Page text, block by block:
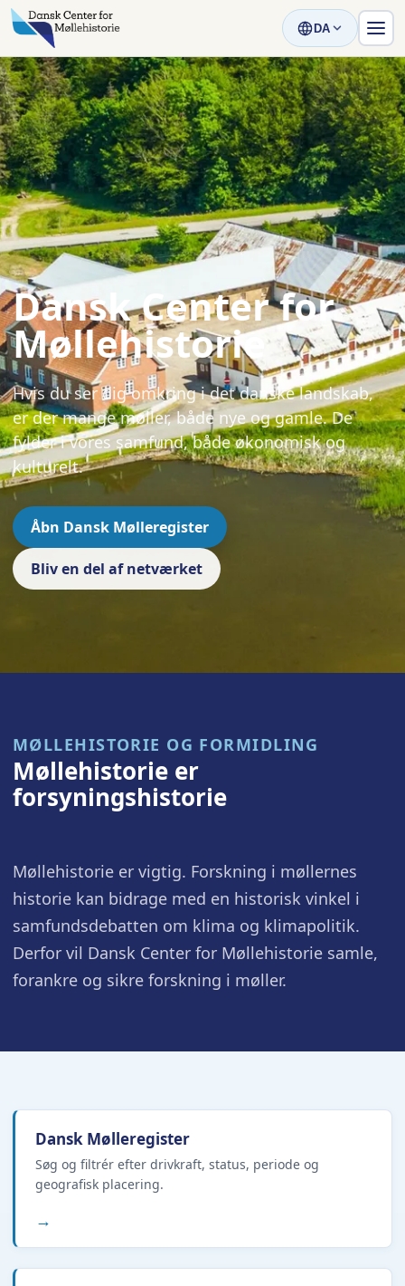
DA
Dansk Center for
Møllehistorie
Hvis du ser dig omkring i det danske landskab,
er der mange møller, både nye og gamle. De
fylder i vores samfund, både økonomisk og
kulturelt.
Åbn Dansk Mølleregister
Bliv en del af netværket
MØLLEHISTORIE OG FORMIDLING
Møllehistorie er
forsyningshistorie
Møllehistorie er vigtig. Forskning i møllernes
historie kan bidrage med en historisk vinkel i
samfundsdebatten om klima og klimapolitik.
Derfor vil Dansk Center for Møllehistorie samle,
forankre og sikre forskning i møller.
Dansk Mølleregister
Søg og filtrér efter drivkraft, status, periode og
geografisk placering.
→